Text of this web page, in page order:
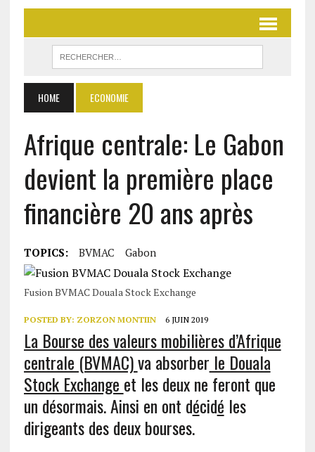
HOME ECONOMIE
Afrique centrale: Le Gabon
devient la première place
financière 20 ans après
TOPICS: BVMAC Gabon
Fusion BVMAC Douala Stock Exchange
POSTED BY: ZORZON MONTIIN 6 JUIN 2019
La Bourse des valeurs mobilières d’Afrique
centrale (BVMAC)va absorber le Douala
Stock Exchange et les deux ne feront que
un désormais. Ainsi en ont décidé les
dirigeants des deux bourses.